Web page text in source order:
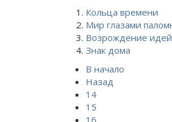
Кольца времени
Мир глазами
Возрождение
Знак дома
В начало
Назад
14
15